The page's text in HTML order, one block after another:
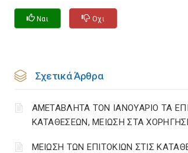
Ναι Οχι
Σχετικά Άρθρα
ΑΜΕΤΑΒΛΗΤΑ ΤΟΝ ΙΑΝΟΥΑΡΙΟ ΤΑ
ΚΑΤΑΘΕΣΕΩΝ, ΜΕΙΩΣΗ ΣΤΑ
ΜΕΙΩΣΗ ΤΩΝ ΕΠΙΤΟΚΙΩΝ ΣΤΙΣ